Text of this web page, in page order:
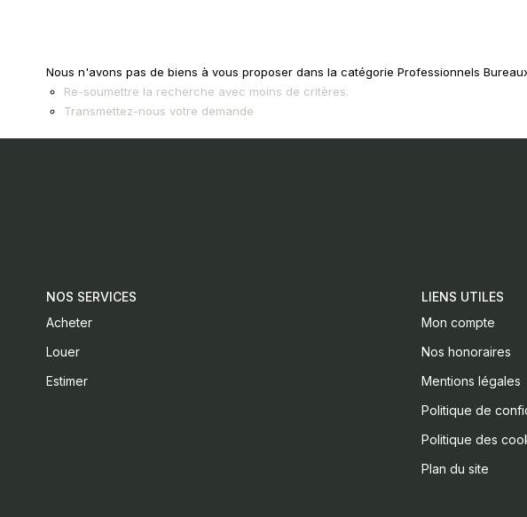
Nous n'avons pas de biens à vous proposer dans la catégorie Professionnels
Re-soumettre la recherche avec moins de critères.
Transmettez-nous votre demande
NOS SERVICES
Acheter
Louer
Estimer
LIENS UTILES
Mon compte
Nos honoraires
Mentions légales
Politique de
Politique des
Plan du site